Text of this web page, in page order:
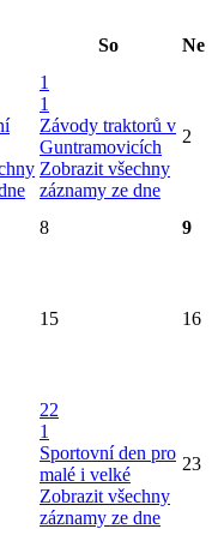
So Ne
1
1
Závody traktorů v
Guntramovicích
Zobrazit všechny
záznamy ze dne
2
8 9
15 16
22
1
Sportovní den pro
malé i velké
Zobrazit všechny
záznamy ze dne
23